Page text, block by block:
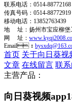
联系电话：0514-88772168
传真号码：0514-88772919
移动电话：13852763439
地 址：扬州市宝应柳
网 址：
Email：
首页 关于向日葵视
文章 在线留言 联
主营产品：
向日葵视频